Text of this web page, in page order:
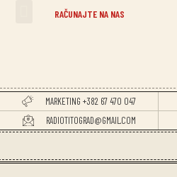
RAČUNAJTE NA NAS
MARKETING +382 67 470 047
RADIOTITOGRAD@GMAIL.COM